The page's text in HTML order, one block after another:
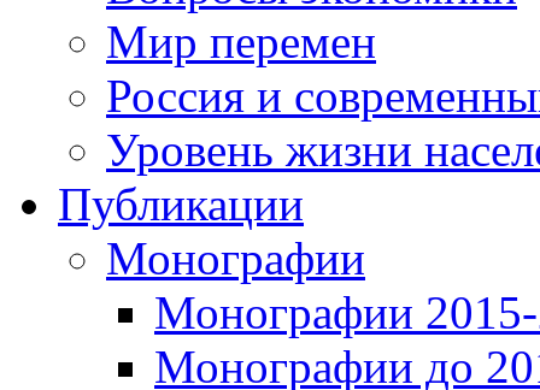
Мир перемен
Россия и
Уровень жизни
Публикации
Монографии
Монографии 2015-
Монографии до